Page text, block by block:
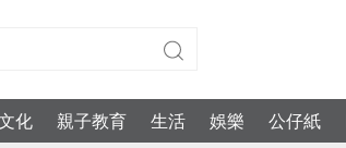
化 親子教育 生活 娛樂 公仔紙